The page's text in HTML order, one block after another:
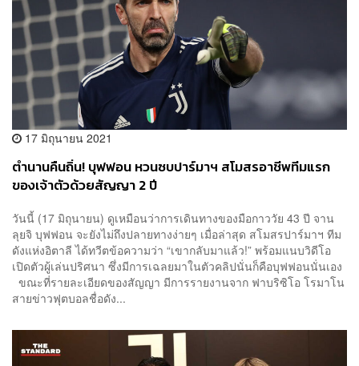
17 มิถุนายน 2021
ตำนานคืนถิ่น! บุฟฟอน หวนซบปาร์มาฯ สโมสรอาชีพทีมแรก
ของเจ้าตัวด้วยสัญญา 2 ปี
วันนี้ (17 มิถุนายน) ดูเหมือนว่าการเดินทางของมือกาววัย 43 ปี จาน
ลุยจิ บุฟฟอน จะยังไม่ถึงปลายทางง่ายๆ เมื่อล่าสุด สโมสรปาร์มาฯ ทีม
ดังแห่งอิตาลี ได้ทวีตข้อความว่า “เขากลับมาแล้ว!” พร้อมแนบวิดีโอ
เปิดตัวผู้เล่นปริศนา ซึ่งมีการเฉลยมาในตัวคลิปนั่นก็คือบุฟฟอนนั่นเอง
ขณะที่รายละเอียดของสัญญา มีการรายงานจาก ฟาบริซิโอ โรมาโน
สายข่าวฟุตบอลชื่อดัง...